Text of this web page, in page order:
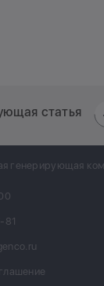
статья
генерирующая
81